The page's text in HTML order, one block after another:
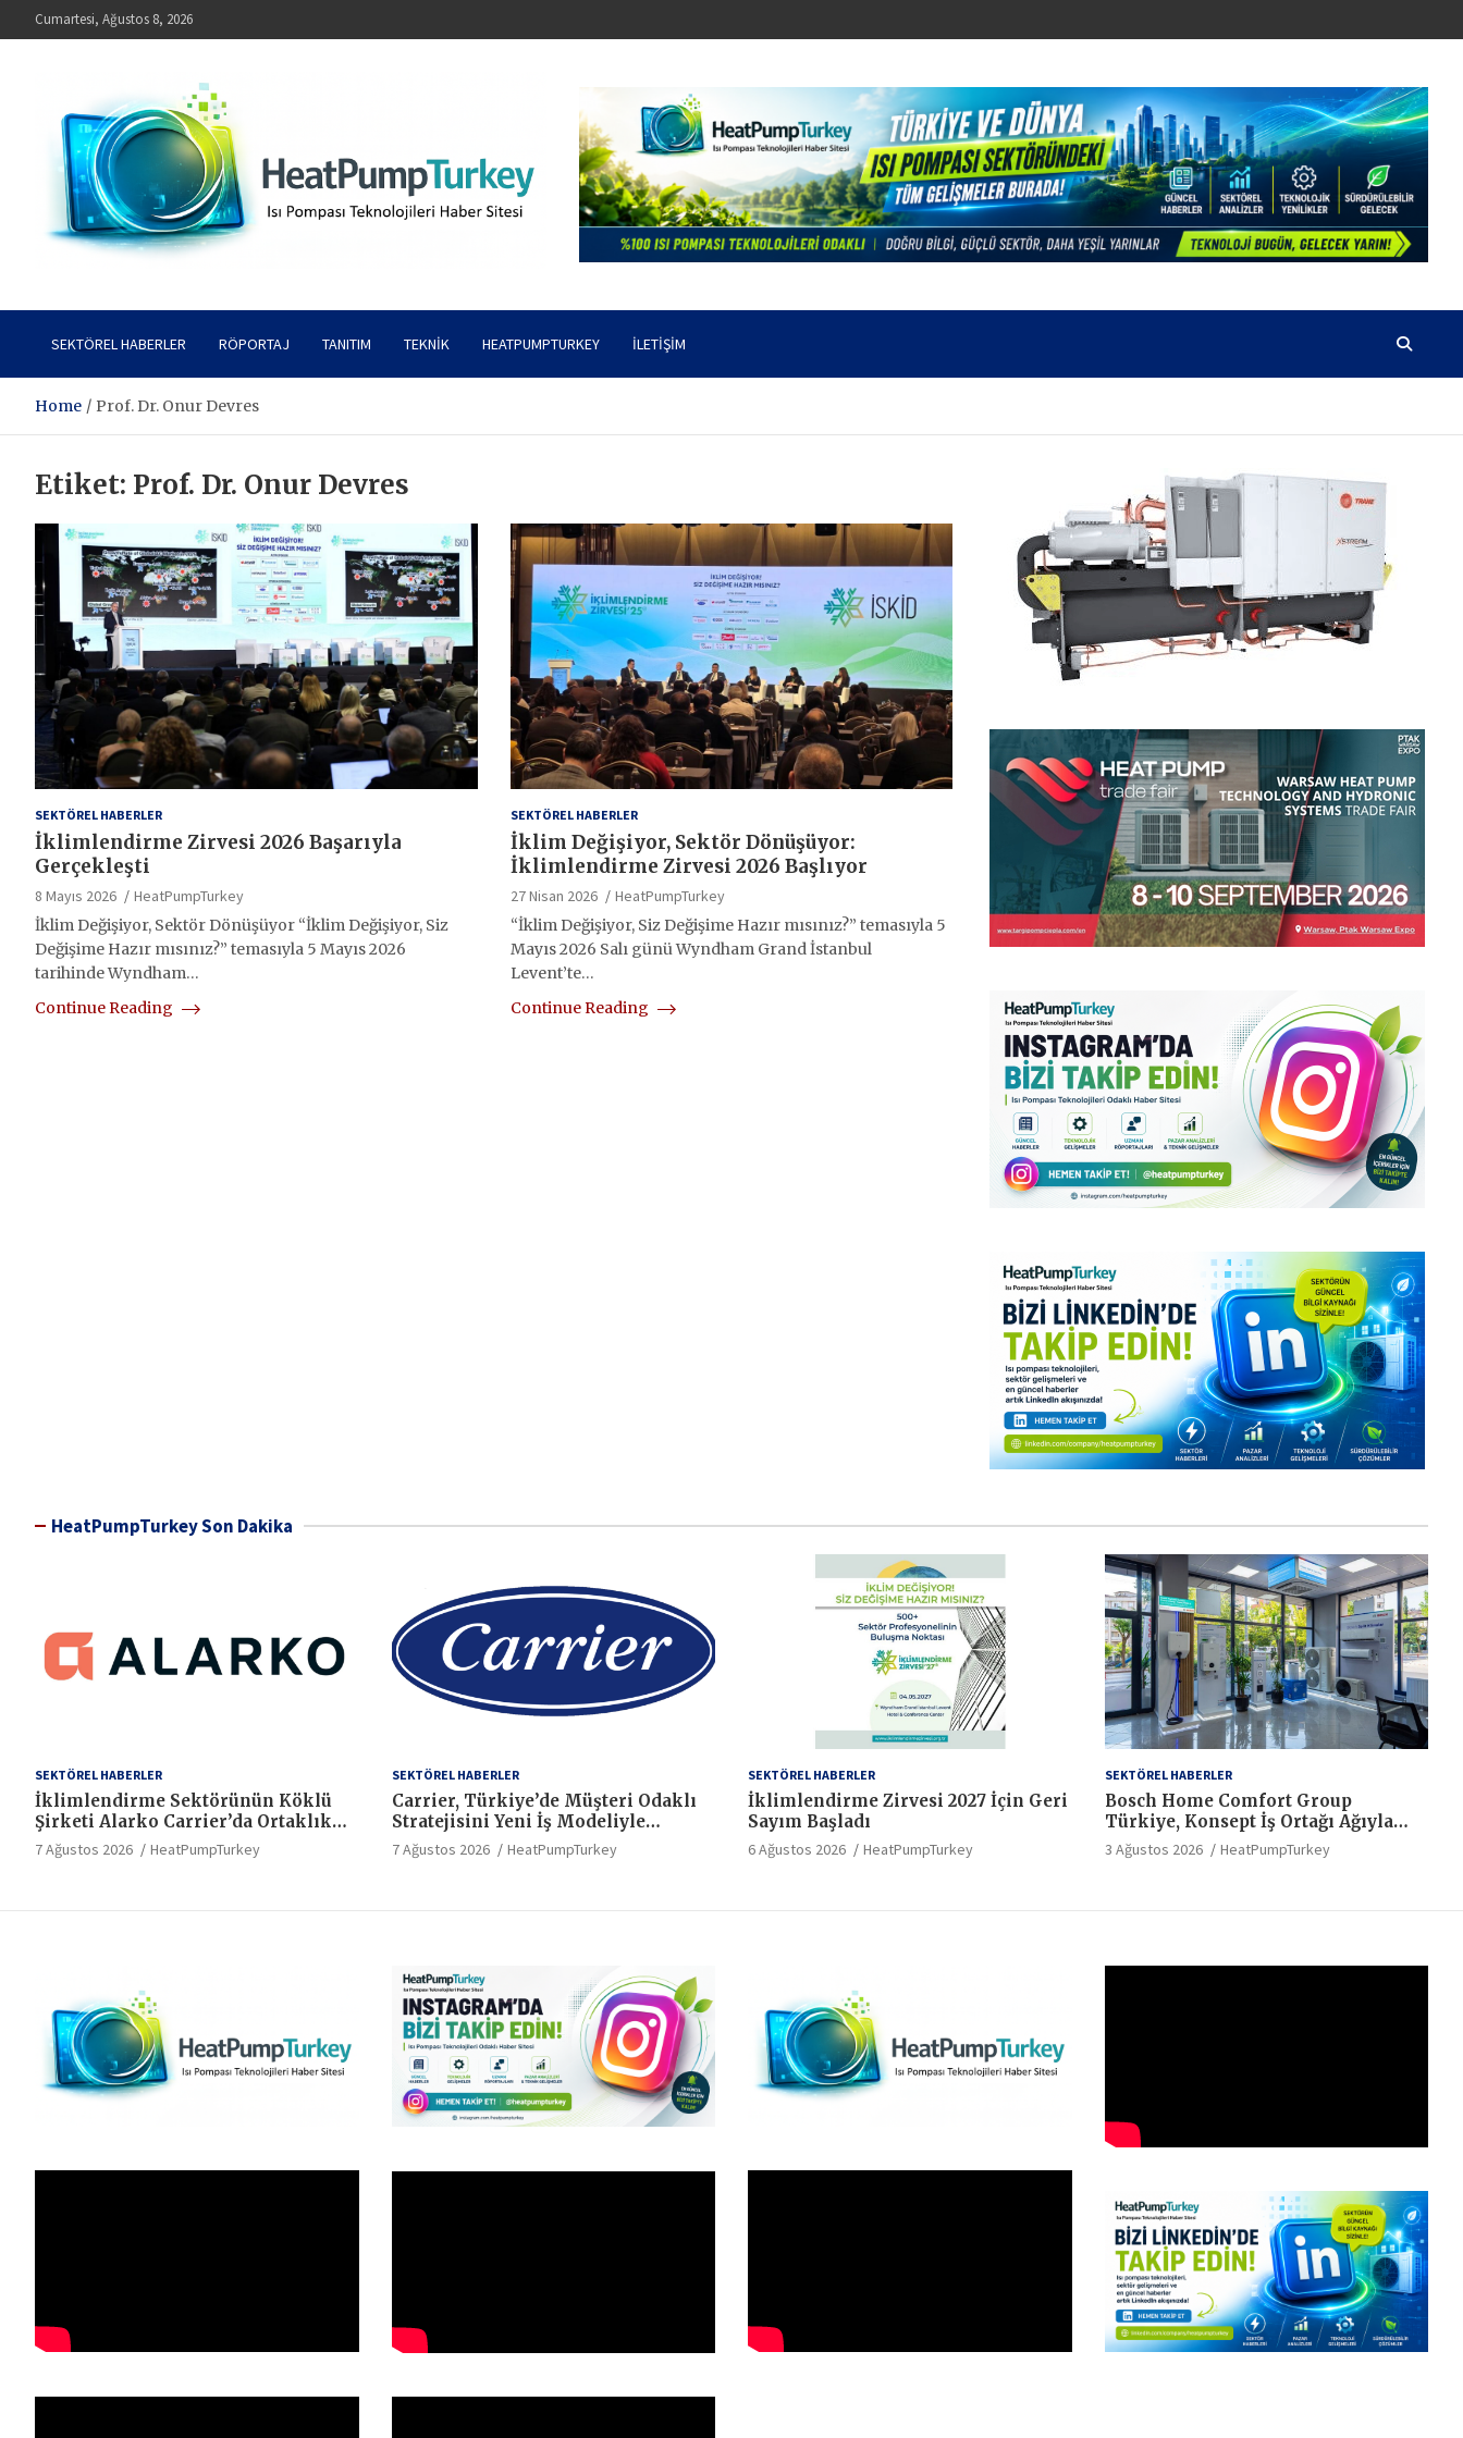
to
Cumartesi, Ağustos 8, 2026
SEKTÖREL HABERLER RÖPORTAJ TANITIM TEKNIK HEATPUMPTURKEY İLETIŞIM
Home Prof. Dr. Onur Devres
Etiket: Prof. Dr. Onur Devres
SEKTÖREL HABERLER
İklimlendirme Zirvesi 2026 Başarıyla
Gerçekleşti
8 Mayıs 2026
HeatPumpTurkey
İklim Değişiyor, Sektör Dönüşüyor “İklim Değişiyor, Siz
Değişime Hazır mısınız?” temasıyla 5 Mayıs 2026
tarihinde Wyndham…
Continue Reading
SEKTÖREL HABERLER
İklim Değişiyor, Sektör Dönüşüyor:
İklimlendirme Zirvesi 2026 Başlıyor
27 Nisan 2026
HeatPumpTurkey
“İklim Değişiyor, Siz Değişime Hazır mısınız?” temasıyla 5
Mayıs 2026 Salı günü Wyndham Grand İstanbul
Levent’te…
Continue Reading
HeatPumpTurkey Son Dakika
SEKTÖREL HABERLER
İklimlendirme Sektörünün Köklü
Şirketi Alarko Carrier’da Ortaklık
Yapısı Değişiyor
7 Ağustos 2026 HeatPumpTurkey
SEKTÖREL HABERLER
Carrier, Türkiye’de Müşteri Odaklı
Stratejisini Yeni İş Modeliyle
Sürdürüyor
7 Ağustos 2026 HeatPumpTurkey
SEKTÖREL HABERLER
İklimlendirme Zirvesi 2027 İçin Geri
Sayım Başladı
6 Ağustos 2026 HeatPumpTurkey
SEKTÖREL HABERLER
Bosch Home Comfort Group
Türkiye, Konsept İş Ortağı Ağıyla
Hizmet Standartlarında Yeni Bir
Dönem Başlatıyor
3 Ağustos 2026 HeatPumpTurkey